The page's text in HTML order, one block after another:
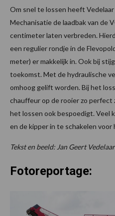
Om snel te lossen heeft
Mechanisatie de laadbak van de
centimeter laten verbreden.
een regulier rondje in de
meter) er makkelijk in. Ook bij
toekomst. Met de hydraulische
omhoog gelift worden. Bij het
chauffeur op de rooier zo
het lossen ook bespoedigt. Veel
en de kipper in te schakelen
Tekst en beeld: Jan Geert Vedelaar
Fotoreportage: